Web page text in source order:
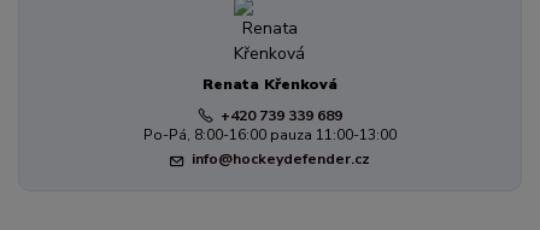
Renata Křenková
+420 739 339 689
Po-Pá, 8:00-16:00 pauza 11:00-13:00
info@hockeydefender.cz